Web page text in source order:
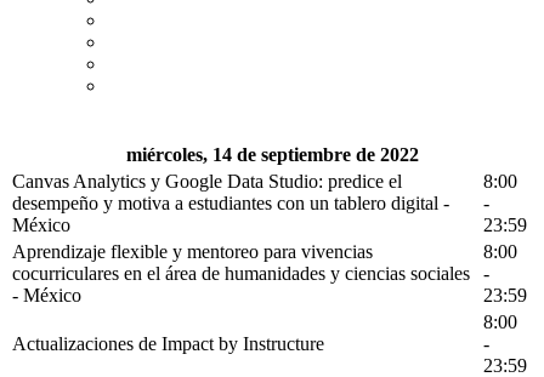
miércoles, 14 de septiembre de 2022
Canvas Analytics y Google Data Studio: predice el
desempeño y motiva a estudiantes con un tablero digital -
México
8:00
-
23:59
Aprendizaje flexible y mentoreo para vivencias
cocurriculares en el área de humanidades y ciencias sociales
- México
8:00
-
23:59
Actualizaciones de Impact by Instructure
8:00
-
23:59